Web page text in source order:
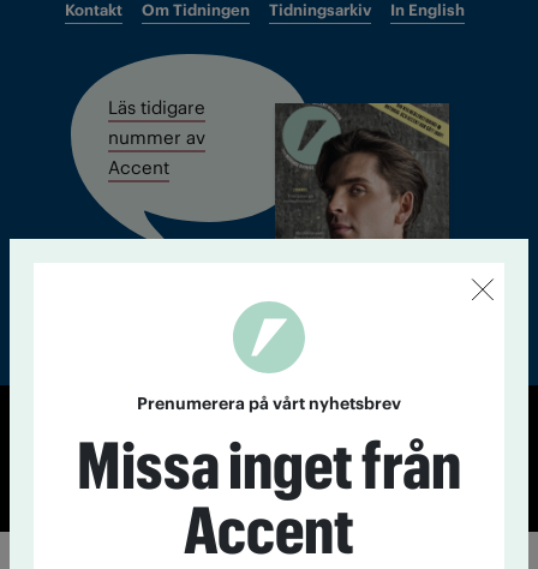
Kontakt Om Tidningen Tidningsarkiv In English
Läs tidigare
nummer av
Accent
© Tidningen Accent 2026
Cookiepolicy
Personuppgiftspolicy
Prenumerera på vårt nyhetsbrev
Missa inget från
Accent